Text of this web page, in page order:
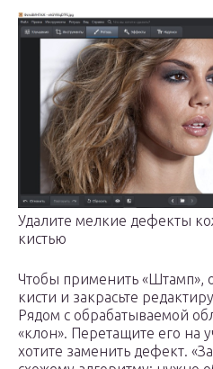
Удалите мелкие дефекты
кистью
Чтобы применить «Штамп»,
кисти и закрасьте
Рядом с обрабатываемой
«клон». Перетащите его на
хотите заменить дефект.